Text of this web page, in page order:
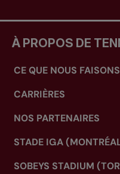
À PROPOS DE
CE QUE NOUS FAISONS
CARRIÈRES
NOS PARTENAIRES
STADE IGA
SOBEYS STADIUM